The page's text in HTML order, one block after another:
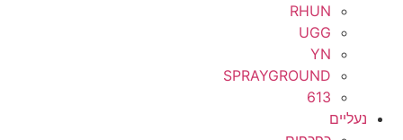
RHUN
UGG
YN
SPRAYGROUND
613
נעליים